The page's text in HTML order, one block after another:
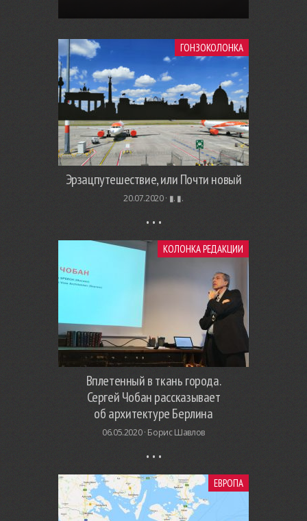
ГОНЗОКОЛОНКА
Эрзацпутешествие, или Почти новый
20.07.2020 · ▮. ▮.
КОЛОНКА РЕДАКЦИИ
Вплетенный в ткань города.
Сергей Чобан рассказывает
об архитектуре Берлина
06.05.2020 · Борис Шавлов
ЕВРОПА